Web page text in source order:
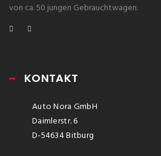
von ca. 50 jungen Gebrauchtwagen.
KONTAKT
Auto Nora GmbH
Daimlerstr. 6
D-54634 Bitburg